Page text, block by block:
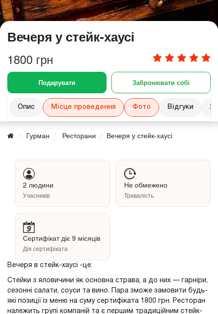
Вечеря у стейк-хаусі
1800 грн
Подарувати Забронювати собі
Опис Місце проведення Фото Відгуки
Гурман Ресторани Вечеря у стейк-хаусі
2 людини
Учасників
Не обмежено
Тривалість
Сертифікат діє 9 місяців
Дія сертифіката
Вечеря в стейк-хаусі -це:
Стейки з яловичини як основна страва, а до них — гарніри,
сезонні салати, соуси та вино. Пара зможе замовити будь-
які позиції із меню на суму сертифіката 1800 грн. Ресторан
належить групі компаній та є першим традиційним стейк-